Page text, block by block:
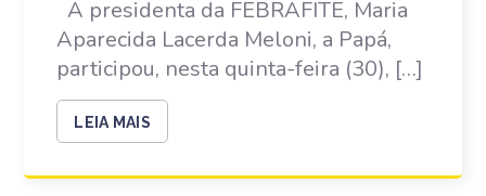
A presidenta da FEBRAFITE, Maria
Aparecida Lacerda Meloni, a Papá,
participou, nesta quinta-feira (30), […]
LEIA MAIS